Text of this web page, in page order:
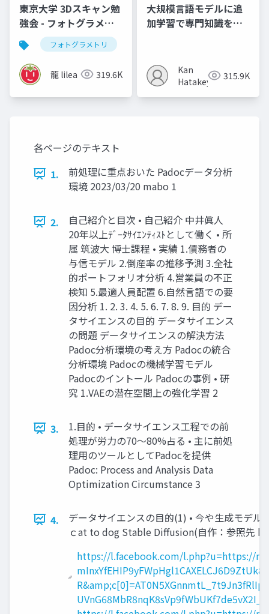
東京大学 3Dスキャン勉
強会 - フォトグラメト
リ」
フォトグラメトリ
龍 lilea 319.6K
大規模言語モデルに追
加学習で専門知識を教
Kan
Hatakeyama315.9K
各ページのテキスト
1.
前処理に重点おいた Padocデータ分析
環境 2023/03/20 mabo 1
2.
自己紹介と目次 • 自己紹介 中井眞人
20年以上ﾃﾞｰﾀｻｲｴﾝﾃｨｽﾄとして働く • 所
属 筑波大 博士課程 • 実績 1.債務者の
与信モデル 2.倒産率の推移予測 3.全社
的ポートフォリオ分析 4.営業員の不正
検知 5.最適人員配置 6.自然言語での要
因分析 1. 2. 3. 4. 5. 6. 7. 8. 9. 目的 デー
タサイエンスの目的 データサイエンス
の問題 データサイエンスの解決方法
Padoc分析環境の考え方 Padocの統合
分析環境 Padocの機械学習モデル
Padocのイントール Padocの事例 • 研
究 1.VAEの潜在空間上の強化学習 2
3.
1.目的 • データサイエンス工程での前
処理が労力の70～80%占る • 主に前処
理用のツールとしてPadocを提供
Padoc: Process and Analysis Data
Optimization Circumstance 3
4.
データサイエンスの目的(1) • 今や生成モデ
ｃat to dog Stable Diffusion(自作：参照先
https://l.facebook.com/l.php?u=https://